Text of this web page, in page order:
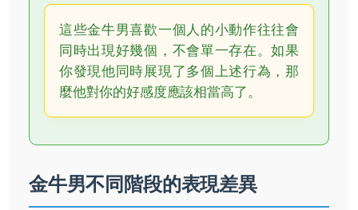
這些金牛男喜歡一個人的小動作往往會
同時出現好幾個，不會單一存在。如果
你發現他同時展現了多個上述行為，那
麼他對你的好感度應該相當高了。
金牛男不同階段的表現差異